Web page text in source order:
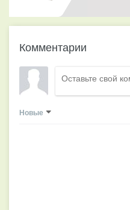
Комментарии
Новые